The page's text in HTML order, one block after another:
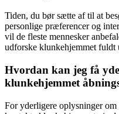
Tiden, du bør sætte af til at
personlige præferencer og
vil de fleste mennesker
udforske klunkehjemmet fuldt
Hvordan kan jeg få
klunkehjemmet
For yderligere oplysninger